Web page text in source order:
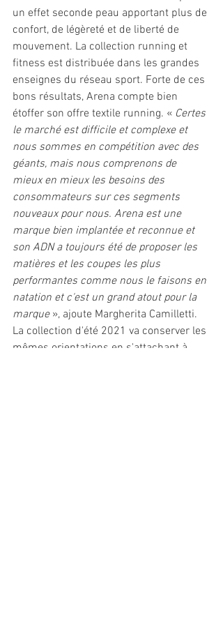
un effet seconde peau apportant plus de
confort, de légèreté et de liberté de
mouvement. La collection running et
fitness est distribuée dans les grandes
enseignes du réseau sport. Forte de ces
bons résultats, Arena compte bien
étoffer son offre textile running. « Certes
le marché est difficile et complexe et
nous sommes en compétition avec des
géants, mais nous comprenons de
mieux en mieux les besoins des
consommateurs sur ces segments
nouveaux pour nous. Arena est une
marque bien implantée et reconnue et
son ADN a toujours été de proposer les
matières et les coupes les plus
performantes comme nous le faisons en
natation et c'est un grand atout pour la
marque », ajoute Margherita Camilletti.
La collection d'été 2021 va conserver les
mêmes orientations en s'attachant à